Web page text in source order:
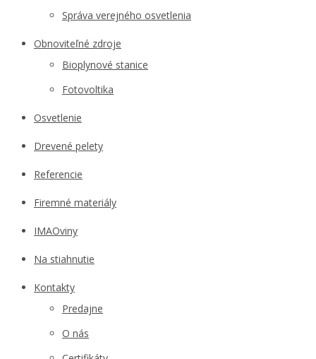
Správa verejného osvetlenia
Obnoviteľné zdroje
Bioplynové stanice
Fotovoltika
Osvetlenie
Drevené pelety
Referencie
Firemné materiály
IMAOviny
Na stiahnutie
Kontakty
Predajne
O nás